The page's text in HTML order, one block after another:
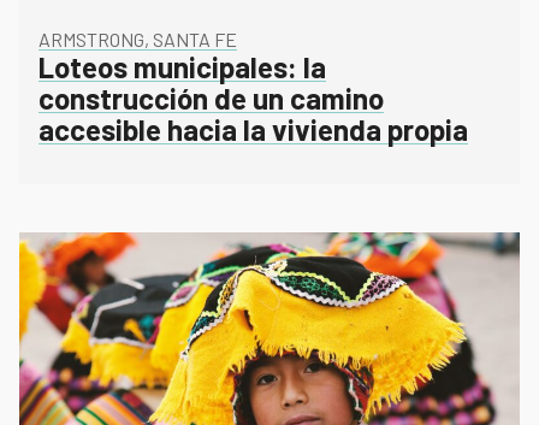
ARMSTRONG, SANTA FE
Loteos municipales: la
construcción de un camino
accesible hacia la vivienda propia